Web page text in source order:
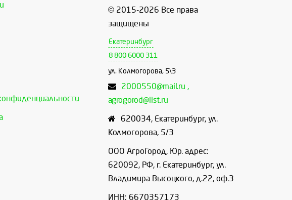
© 2015-2026 Все права
защищены
Екатеринбург
8 800 6000 311
ул. Колмогорова, 5\3
2000550@mail.ru ,
agrogorod@list.ru
620034, Екатеринбург, ул.
Колмогорова, 5/3
ООО АгроГород, Юр. адрес:
620092, РФ, г. Екатеринбург, ул.
Владимира Высоцкого, д.22, оф.3
ИНН: 6670357173